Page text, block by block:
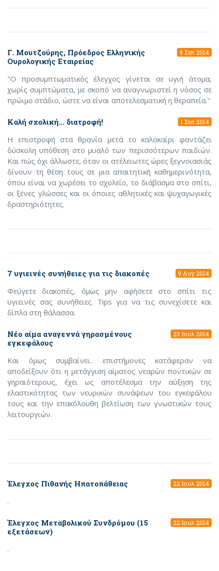
Γ. Μουτζούρης, Πρόεδρος Ελληνικής
Ουρολογικής Εταιρείας
9 Σεπ 2014
"Ο προσυμπτωματικός έλεγχος γίνεται σε υγιή άτομα,
χωρίς συμπτώματα, με σκοπό να αναγνωριστεί η νόσος σε
πρώιμο στάδιο, ώστε να είναι αποτελεσματική η θεραπεία."
Καλή σχολική... διατροφή! 1 Σεπ 2014
Η επιστροφή στα θρανία μετά το καλοκαίρι φαντάζει
δύσκολη υπόθεση στο μυαλό των περισσότερων παιδιών.
Και πώς όχι άλλωστε, όταν οι ατέλειωτες ώρες ξεγνοιασιάς
δίνουν τη θέση τους σε μια απαιτητική καθημερινότητα,
όπου είναι να χωρέσει το σχολείο, το διάβασμα στο σπίτι,
οι ξένες γλώσσες και οι όποιες αθλητικές και ψυχαγωγικές
δραστηριότητες.
7 υγιεινές συνήθειες για τις διακοπές 9 Αυγ 2014
Φεύγετε διακοπές, όμως μην αφήσετε στο σπίτι τις
υγιεινές σας συνήθειες. Tips για να τις συνεχίσετε και
δίπλα στη θάλασσα.
Νέο αίμα αναγεννά γηρασμένους
εγκεφάλους
23 Ιουλ 2014
Και όμως συμβαίνει.. επιστήμονες κατάφεραν να
αποδείξουν ότι η μετάγγιση αίματος νεαρών ποντικών σε
γηραιότερους, έχει ως αποτέλεσμα την αύξηση της
ελαστικότητας των νευρικών συνάψεων του εγκεφάλου
τους και την επακόλουθη βελτίωση των γνωστικών τους
λειτουργιών.
Έλεγχος Πιθανής Ηπατοπάθειας 22 Ιουλ 2014
.
Έλεγχος Μεταβολικού Συνδρόμου (15
εξετάσεων)
22 Ιουλ 2014
.